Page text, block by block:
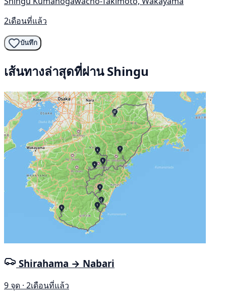
2เดือนที่แล้ว
บันทึก
เส้นทางล่าสุดที่ผ่าน Shingu
Shirahama → Nabari
9 จุด · 2เดือนที่แล้ว